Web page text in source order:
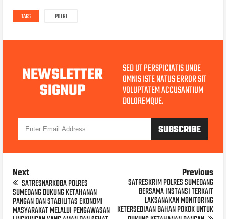
TAGS POLRI
NEWSLETTER
SIGNUP
SED UT PERSPICIATIS UNDE
OMNIS ISTE NATUS ERROR SIT
VOLUPTATEM ACCUSANTIUM
DOLOREMQUE.
Next
SATRESNARKOBA POLRES
SUMEDANG DUKUNG KETAHANAN
PANGAN DAN STABILITAS EKONOMI
MASYARAKAT MELALUI PENGAWASAN
Previous
SATRESKRIM POLRES SUMEDANG
BERSAMA INSTANSI TERKAIT
LAKSANAKAN MONITORING
KETERSEDIAAN BAHAN POKOK UNTUK